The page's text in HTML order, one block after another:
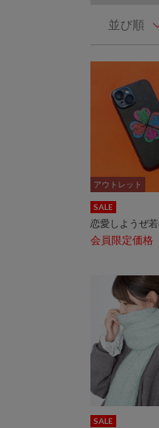
並び順
アウトレット
アウトレット
SALE
会員限定価格
SALE